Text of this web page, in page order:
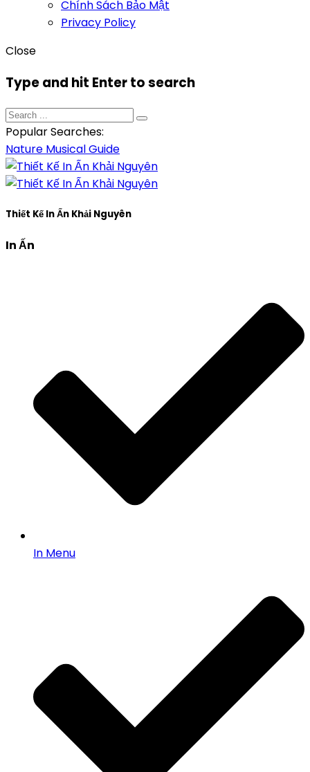
Chính Sách Bảo Mật
Privacy Policy
Close
Type and hit Enter to search
Popular Searches:
Nature MusicalGuide
Thiết Kế In Ấn Khải Nguyên
In Ấn
In Menu